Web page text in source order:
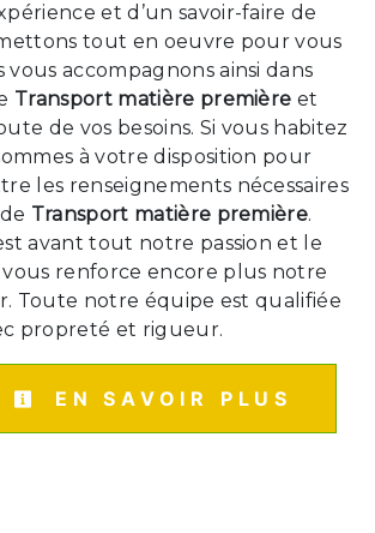
et d’un savoir-faire de
tout en oeuvre pour vous
vous accompagnons ainsi dans
Transport matière première et
de vos besoins. Si vous habitez
à votre disposition pour
les renseignements nécessaires
Transport matière première.
avant tout notre passion et le
renforce encore plus notre
Toute notre équipe est qualifiée
propreté et rigueur.
EN SAVOIR PLUS